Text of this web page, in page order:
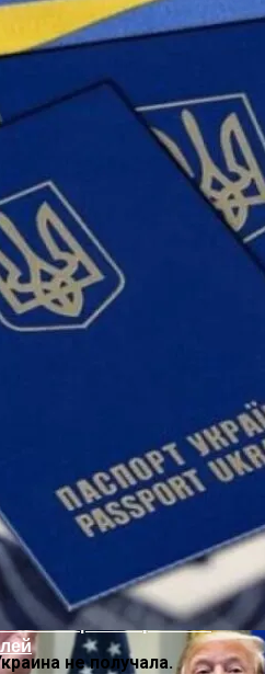
Кофе
Избирателей,
Пытается Снять Запрет На
КПУ
Mercedes-Benz На
Футуристического Авто
Быстрых Серийных
не получала.